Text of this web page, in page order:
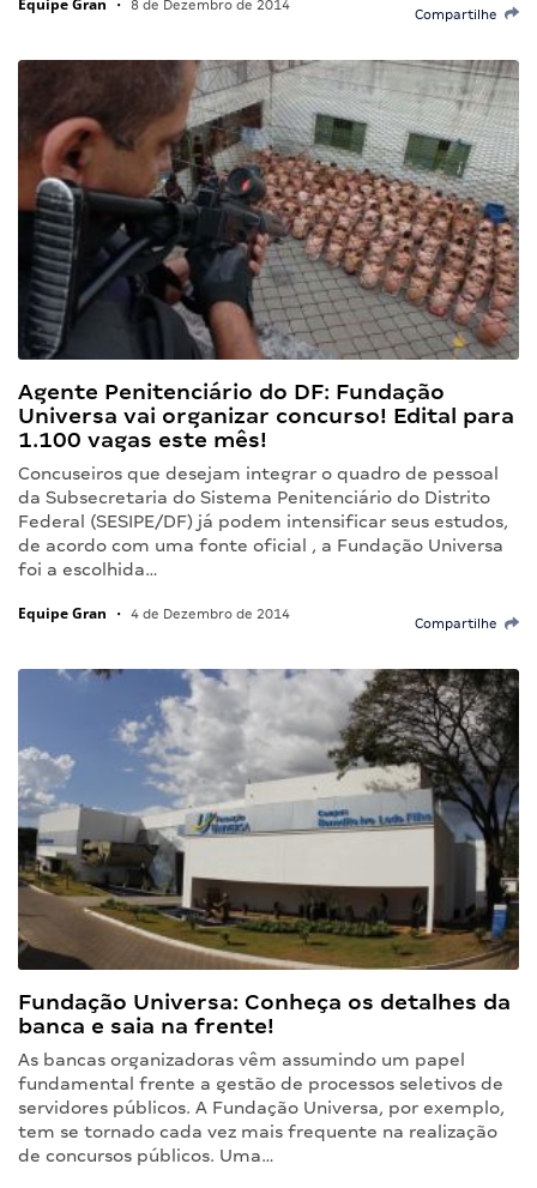
• 8 de Dezembro de 2014
Compartilhe
Agente Penitenciário do DF: Fundação
Universa vai organizar concurso! Edital para
1.100 vagas este mês!
Concuseiros que desejam integrar o quadro de pessoal
da Subsecretaria do Sistema Penitenciário do Distrito
Federal (SESIPE/DF) já podem intensificar seus estudos,
de acordo com uma fonte oficial , a Fundação Universa
foi a escolhida…
Equipe Gran • 4 de Dezembro de 2014
Compartilhe
Fundação Universa: Conheça os detalhes da
banca e saia na frente!
As bancas organizadoras vêm assumindo um papel
fundamental frente a gestão de processos seletivos de
servidores públicos. A Fundação Universa, por exemplo,
tem se tornado cada vez mais frequente na realização
de concursos públicos. Uma…